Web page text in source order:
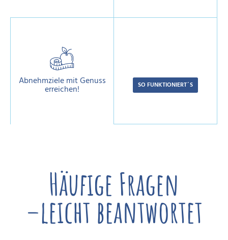
Abnehmziele mit Genuss
erreichen!
Häufige Fragen
–leicht beantwortet